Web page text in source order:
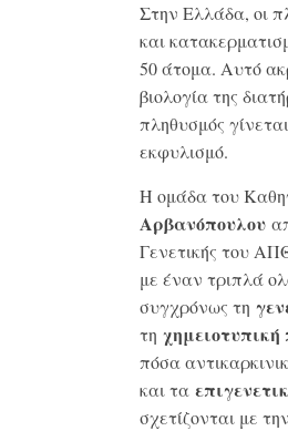
Στην Ελλάδα, οι
και
50 άτομα. Αυτό
βιολογία της
πληθυσμός
εκφυλισμό.
Η ομάδα του
Αρβανόπουλου
Γενετικής του
με έναν τριπλά
συγχρόνως τη
τη
πόσα
και τα
σχετίζονται με